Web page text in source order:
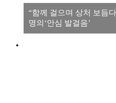
“함께 걸으며 상처 보듬
명의‘안심 발걸음’